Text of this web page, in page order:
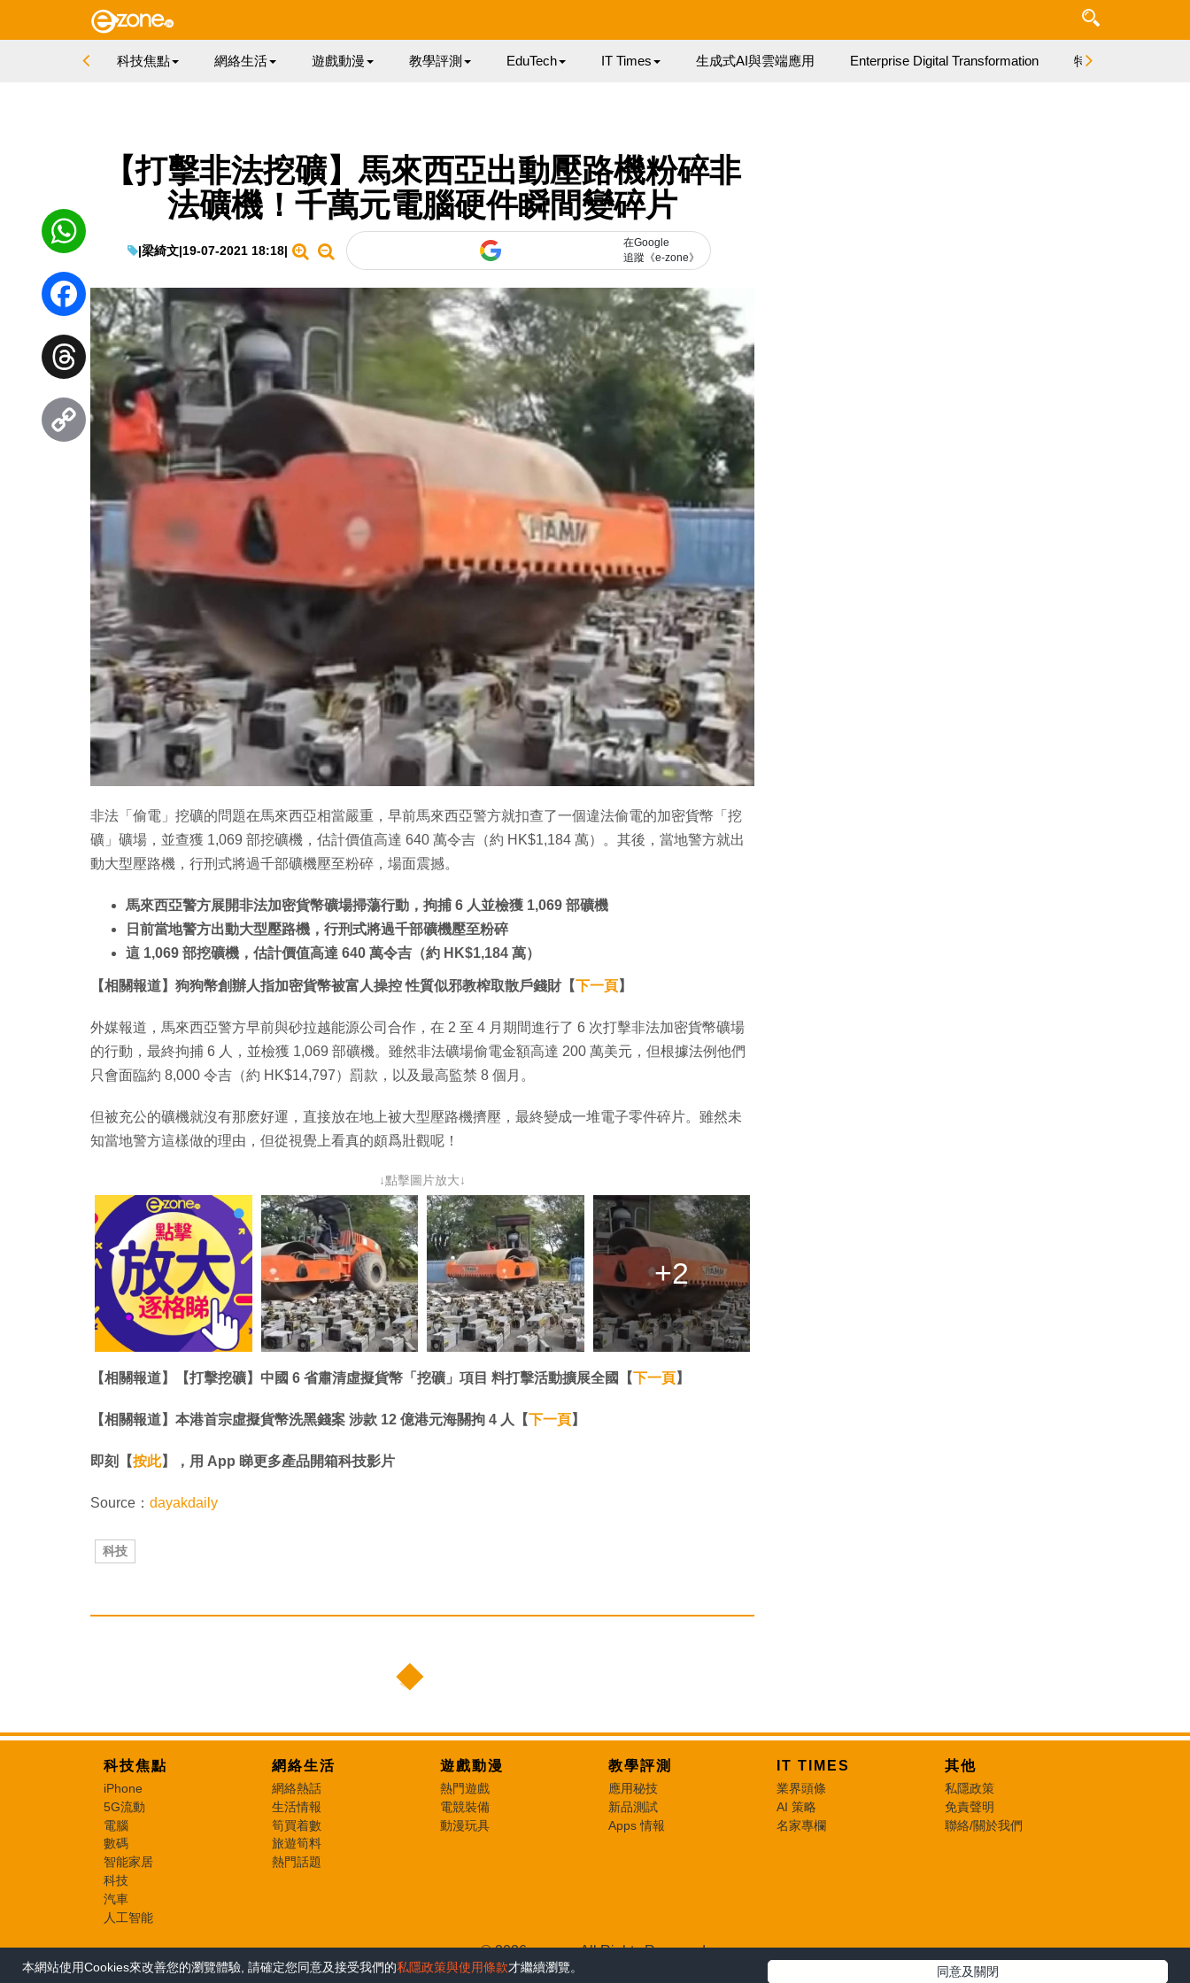
本網站使用Cookies來改善您的瀏覽體驗, 請確定您同意及接受我們的私隱政策與使用條款才繼續瀏覽。 同意及關閉
科技焦點 網絡生活 遊戲動漫 教學評測 EduTech IT Times 生成式AI與雲端應用 Enterprise Digital Transformation 特集
【打擊非法挖礦】馬來西亞出動壓路機粉碎非
法礦機！千萬元電腦硬件瞬間變碎片
|梁綺文|19-07-2021 18:18|
在Google
追蹤《e-zone》
非法「偷電」挖礦的問題在馬來西亞相當嚴重，早前馬來西亞警方就扣查了一個違法偷電的加密貨幣「挖
礦」礦場，並查獲 1,069 部挖礦機，估計價值高達 640 萬令吉（約 HK$1,184 萬）。其後，當地警方就出
動大型壓路機，行刑式將過千部礦機壓至粉碎，場面震撼。
馬來西亞警方展開非法加密貨幣礦場掃蕩行動，拘捕 6 人並檢獲 1,069 部礦機
日前當地警方出動大型壓路機，行刑式將過千部礦機壓至粉碎
這 1,069 部挖礦機，估計價值高達 640 萬令吉（約 HK$1,184 萬）
【相關報道】狗狗幣創辦人指加密貨幣被富人操控 性質似邪教榨取散戶錢財【下一頁】
外媒報道，馬來西亞警方早前與砂拉越能源公司合作，在 2 至 4 月期間進行了 6 次打擊非法加密貨幣礦場
的行動，最終拘捕 6 人，並檢獲 1,069 部礦機。雖然非法礦場偷電金額高達 200 萬美元，但根據法例他們
只會面臨約 8,000 令吉（約 HK$14,797）罰款，以及最高監禁 8 個月。
但被充公的礦機就沒有那麽好運，直接放在地上被大型壓路機擠壓，最終變成一堆電子零件碎片。雖然未
知當地警方這樣做的理由，但從視覺上看真的頗爲壯觀呢！
↓點擊圖片放大↓
+2
【相關報道】【打擊挖礦】中國 6 省肅清虛擬貨幣「挖礦」項目 料打擊活動擴展全國【下一頁】
【相關報道】本港首宗虛擬貨幣洗黑錢案 涉款 12 億港元海關拘 4 人【下一頁】
即刻【按此】，用 App 睇更多產品開箱科技影片
Source： dayakdaily
科技
WhatsApp
Facebook
Threads
Link
科技焦點
iPhone
5G流動
電腦
數碼
智能家居
科技
汽車
人工智能
網絡生活
網絡熱話
生活情報
筍買着數
旅遊筍料
熱門話題
遊戲動漫
熱門遊戲
電競裝備
動漫玩具
教學評測
應用秘技
新品測試
Apps 情報
IT TIMES
業界頭條
AI 策略
名家專欄
其他
私隱政策
免責聲明
聯絡/關於我們
© 2026 e-zone. All Rights Reserved.